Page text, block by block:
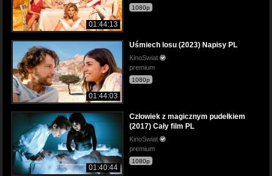
01:44:13
1080p
01:44:03
Uśmiech losu (2023) Napisy PL
KinoSwiat
premium
1080p
01:40:44
Człowiek z magicznym pudełkiem
(2017) Cały film PL
KinoSwiat
premium
1080p